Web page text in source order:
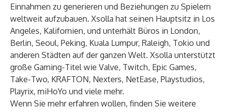
Einnahmen zu generieren und Beziehungen zu Spielern
weltweit aufzubauen. Xsolla hat seinen Hauptsitz in Los
Angeles, Kalifornien, und unterhält Büros in London,
Berlin, Seoul, Peking, Kuala Lumpur, Raleigh, Tokio und
anderen Städten auf der ganzen Welt. Xsolla unterstützt
große Gaming-Titel wie Valve, Twitch, Epic Games,
Take-Two, KRAFTON, Nexters, NetEase, Playstudios,
Playrix, miHoYo und viele mehr.
Wenn Sie mehr erfahren wollen, finden Sie weitere